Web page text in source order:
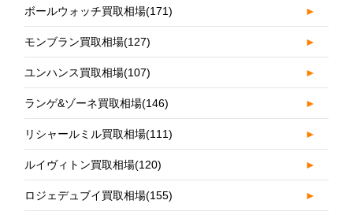
ボールウォッチ買取相場(171) ►
モンブラン買取相場(127) ►
ユンハンス買取相場(107) ►
ランゲ&ゾーネ買取相場(146) ►
リシャールミル買取相場(111) ►
ルイヴィトン買取相場(120) ►
ロジェデュブイ買取相場(155) ►